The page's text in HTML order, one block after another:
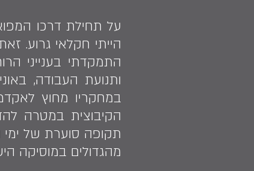
על תחילת דרכו
הייתי חקלאי גרוע.
התמקדתי בענייני
ותנועת העבודה,
הקיבוצית במטרה
תקופה סוערת של ימי
מהגדולים במוסיקה